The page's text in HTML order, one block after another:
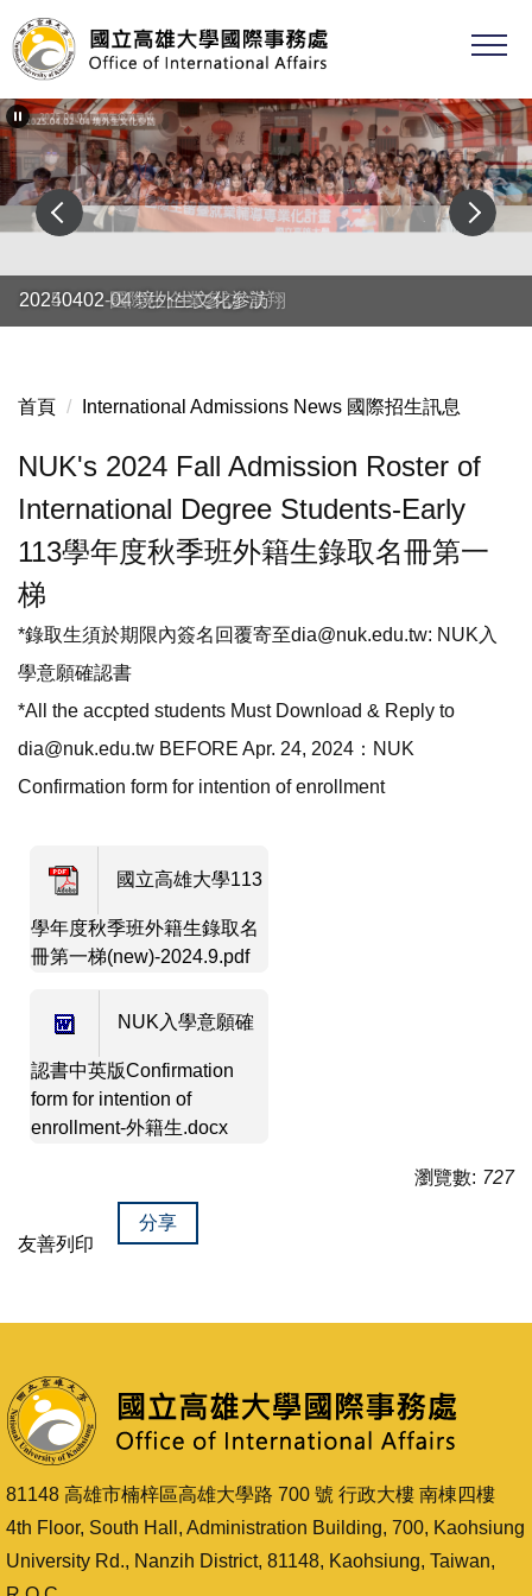
跳
到
主
要
內
容
區
20250402 國際生企業參訪-漢翔
20240402-04 境外生文化參訪
首頁 International Admissions News 國際招生訊息
NUK's 2024 Fall Admission Roster of
International Degree Students-Early
113學年度秋季班外籍生錄取名冊第一
梯
*錄取生須於期限內簽名回覆寄至dia@nuk.edu.tw: NUK入
學意願確認書
*All the accpted students Must Download & Reply to
dia@nuk.edu.tw BEFORE Apr. 24, 2024：NUK
Confirmation form for intention of enrollment
國立高雄大學113
學年度秋季班外籍生錄取名
冊第一梯(new)-2024.9.pdf
NUK入學意願確
認書中英版Confirmation
form for intention of
enrollment-外籍生.docx
瀏覽數: 727
友善列印
分享
81148 高雄市楠梓區高雄大學路 700 號 行政大樓 南棟四樓
4th Floor, South Hall, Administration Building, 700, Kaohsiung
University Rd., Nanzih District, 81148, Kaohsiung, Taiwan,